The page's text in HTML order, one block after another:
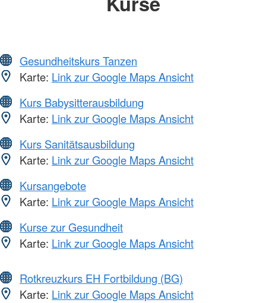
Gesundheitskurs Tanzen
Karte: Link zur Google Maps Ansicht
Kurs Babysitterausbildung
Karte: Link zur Google Maps Ansicht
Kurs Sanitätsausbildung
Karte: Link zur Google Maps Ansicht
Kursangebote
Karte: Link zur Google Maps Ansicht
Kurse zur Gesundheit
Karte: Link zur Google Maps Ansicht
Rotkreuzkurs EH Fortbildung (BG)
Karte: Link zur Google Maps Ansicht